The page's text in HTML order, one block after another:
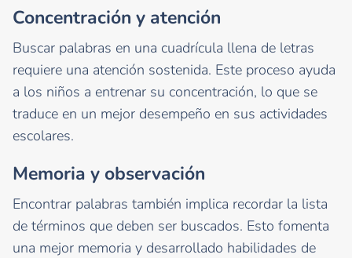
Concentración y atención
Buscar palabras en una cuadrícula llena de letras
requiere una atención sostenida. Este proceso ayuda
a los niños a entrenar su concentración, lo que se
traduce en un mejor desempeño en sus actividades
escolares.
Memoria y observación
Encontrar palabras también implica recordar la lista
de términos que deben ser buscados. Esto fomenta
una mejor memoria y desarrollado habilidades de